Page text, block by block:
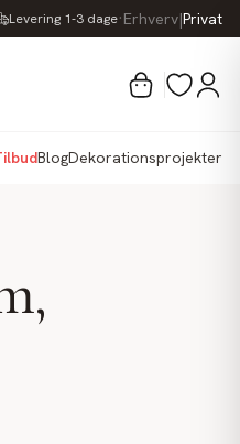
Levering 1-3 dage·Erhverv|Privat
BlogDekorationsprojekter